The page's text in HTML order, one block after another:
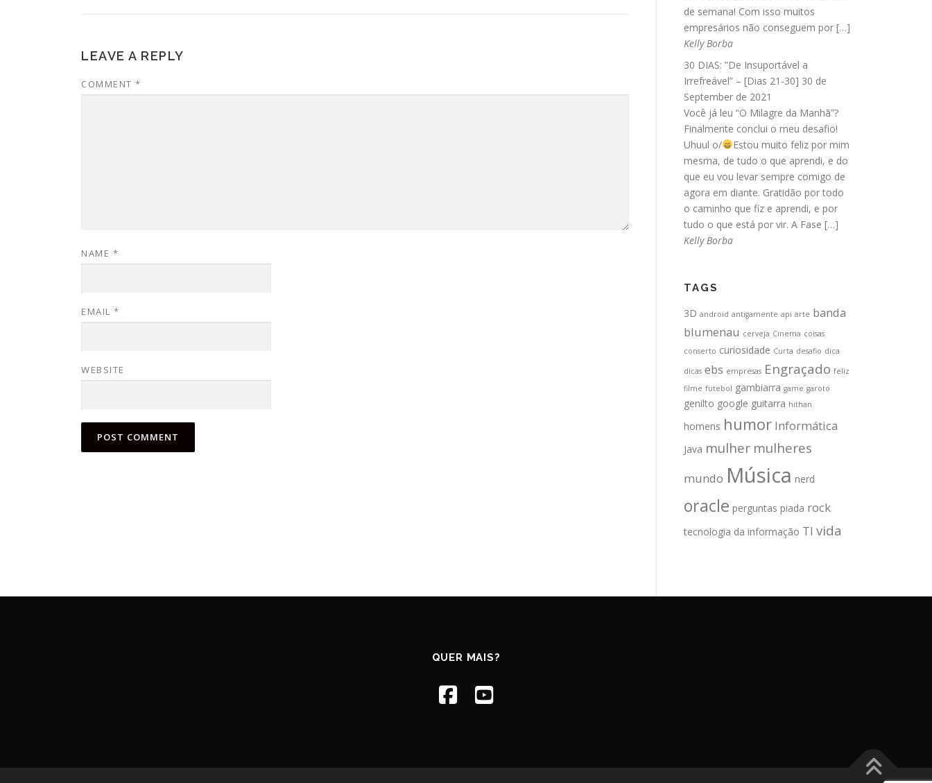
LEAVE A REPLY
COMMENT *
NAME *
EMAIL *
WEBSITE
de semana! Com isso muitos
empresários não conseguem por […]
Kelly Borba
30 DIAS: ”De Insuportável a
Irrefreável” – [Dias 21-30] 30 de
September de 2021
Você já leu “O Milagre da Manhã”?
Finalmente conclui o meu desafio!
Uhuul o/
Estou muito feliz por mim
mesma, de tudo o que aprendi, e do
que eu vou levar sempre comigo de
agora em diante. Gratidão por todo
o caminho que fiz e aprendi, e por
tudo o que está por vir. A Fase […]
Kelly Borba
TAGS
3D android antigamente api arte banda
blumenau cerveja Cinema coisas
conserto curiosidade Curta desafio dica
dicas ebs empresas Engraçado feliz
filme futebol gambiarra game garoto
genilto google guitarra hithan
homens humor Informática
Java mulher mulheres
mundo Música nerd
oracle perguntas piada rock
tecnologia da informação TI vida
QUER MAIS?